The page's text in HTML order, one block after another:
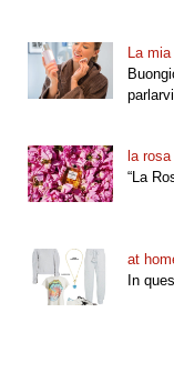
La
la rosa
“La
at
In